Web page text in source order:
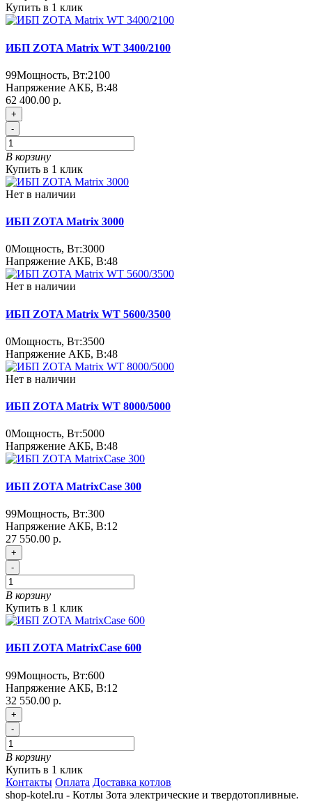
Купить в 1 клик
ИБП ZOTA Matrix WT 3400/2100
99Мощность, Вт:2100
Напряжение АКБ, В:48
62 400.00 р.
+
-
В корзину
Купить в 1 клик
Нет в наличии
ИБП ZOTA Matrix 3000
0Мощность, Вт:3000
Напряжение АКБ, В:48
Нет в наличии
ИБП ZOTA Matrix WT 5600/3500
0Мощность, Вт:3500
Напряжение АКБ, В:48
Нет в наличии
ИБП ZOTA Matrix WT 8000/5000
0Мощность, Вт:5000
Напряжение АКБ, В:48
ИБП ZOTA MatrixCase 300
99Мощность, Вт:300
Напряжение АКБ, В:12
27 550.00 р.
+
-
В корзину
Купить в 1 клик
ИБП ZOTA MatrixCase 600
99Мощность, Вт:600
Напряжение АКБ, В:12
32 550.00 р.
+
-
В корзину
Купить в 1 клик
Контакты Оплата Доставка котлов
shop-kotel.ru - Котлы Зота электрические и твердотопливные.